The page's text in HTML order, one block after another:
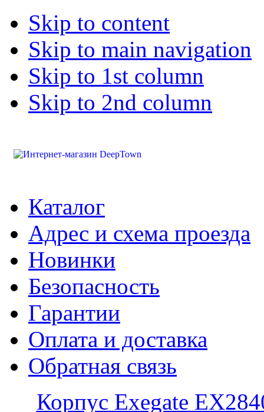
Skip to content
Skip to main navigation
Skip to 1st column
Skip to 2nd column
Каталог
Адрес и схема проезда
Новинки
Безопасность
Гарантии
Оплата и доставка
Обратная связь
Корпус Exegate